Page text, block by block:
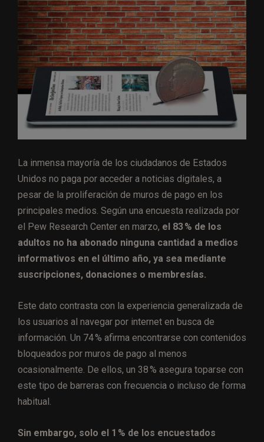
La inmensa mayoría de los ciudadanos de Estados
Unidos no paga por acceder a noticias digitales, a
pesar de la proliferación de muros de pago en los
principales medios. Según una encuesta realizada por
el Pew Research Center en marzo, el 83 % de los
adultos no ha abonado ninguna cantidad a medios
informativos en el último año, ya sea mediante
suscripciones, donaciones o membresías.
Este dato contrasta con la experiencia generalizada de
los usuarios al navegar por internet en busca de
información. Un 74 % afirma encontrarse con contenidos
bloqueados por muros de pago al menos
ocasionalmente. De ellos, un 38 % asegura toparse con
este tipo de barreras con frecuencia o incluso de forma
habitual.
Sin embargo, solo el 1 % de los encuestados